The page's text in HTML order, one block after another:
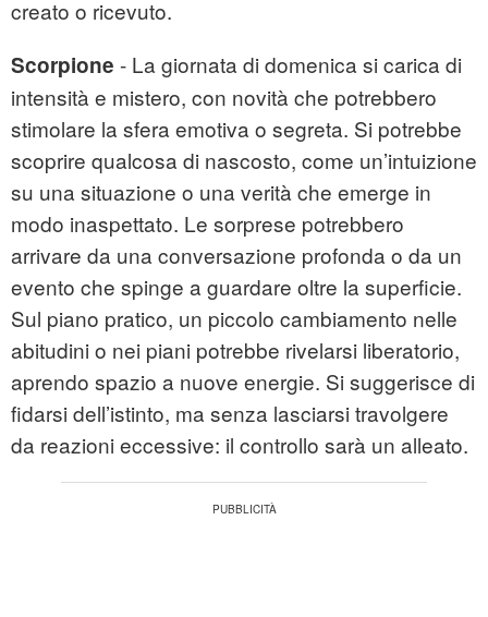
creato o ricevuto.
Scorpione - La giornata di domenica si carica di
intensità e mistero, con novità che potrebbero
stimolare la sfera emotiva o segreta. Si potrebbe
scoprire qualcosa di nascosto, come un’intuizione
su una situazione o una verità che emerge in
modo inaspettato. Le sorprese potrebbero
arrivare da una conversazione profonda o da un
evento che spinge a guardare oltre la superficie.
Sul piano pratico, un piccolo cambiamento nelle
abitudini o nei piani potrebbe rivelarsi liberatorio,
aprendo spazio a nuove energie. Si suggerisce di
fidarsi dell’istinto, ma senza lasciarsi travolgere
da reazioni eccessive: il controllo sarà un alleato.